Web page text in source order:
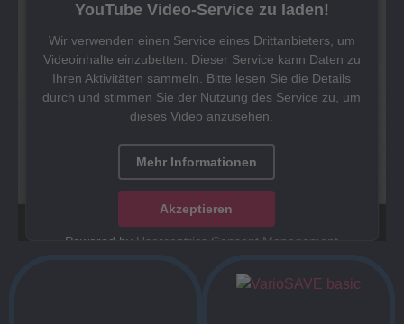
YouTube Video-Service zu laden!
Wir verwenden einen Service eines Drittanbieters, um
Videoinhalte einzubetten. Dieser Service kann Daten zu
Ihren Aktivitäten sammeln. Bitte lesen Sie die Details
durch und stimmen Sie der Nutzung des Service zu, um
dieses Video anzusehen.
Mehr Informationen
Akzeptieren
Powered by Usercentrics Consent Management